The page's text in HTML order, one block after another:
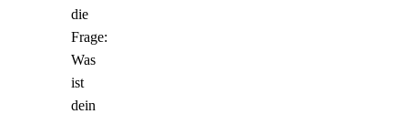
die
Frage:
Was
ist
dein